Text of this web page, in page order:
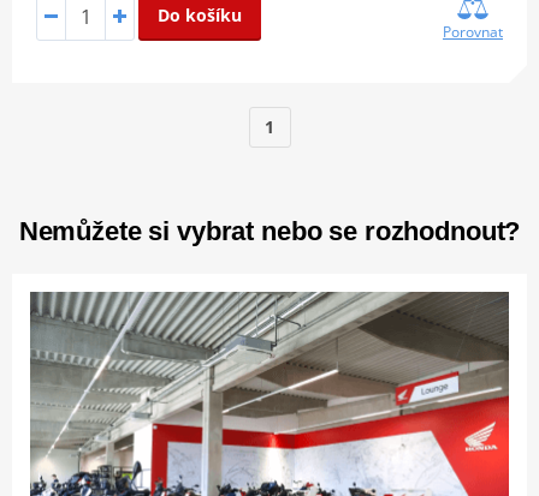
Do košíku
Porovnat
1
Nemůžete si vybrat nebo se rozhodnout?